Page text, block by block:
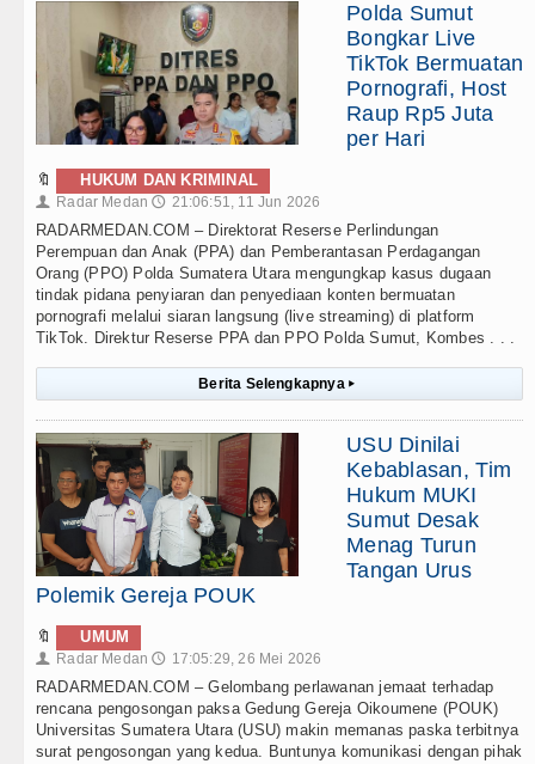
Polda Sumut
Bongkar Live
TikTok Bermuatan
Pornografi, Host
Raup Rp5 Juta
per Hari
🔖 HUKUM DAN KRIMINAL
👤 Radar Medan 🕔 21:06:51, 11 Jun 2026
RADARMEDAN.COM – Direktorat Reserse Perlindungan
Perempuan dan Anak (PPA) dan Pemberantasan Perdagangan
Orang (PPO) Polda Sumatera Utara mengungkap kasus dugaan
tindak pidana penyiaran dan penyediaan konten bermuatan
pornografi melalui siaran langsung (live streaming) di platform
TikTok. Direktur Reserse PPA dan PPO Polda Sumut, Kombes . . .
Berita Selengkapnya ▸
USU Dinilai
Kebablasan, Tim
Hukum MUKI
Sumut Desak
Menag Turun
Tangan Urus
Polemik Gereja POUK
🔖 UMUM
👤 Radar Medan 🕔 17:05:29, 26 Mei 2026
RADARMEDAN.COM – Gelombang perlawanan jemaat terhadap
rencana pengosongan paksa Gedung Gereja Oikoumene (POUK)
Universitas Sumatera Utara (USU) makin memanas paska terbitnya
surat pengosongan yang kedua. Buntunya komunikasi dengan pihak